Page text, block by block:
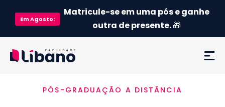
EmAgosto:
Matricule-se em uma pós e ganhe
outra de presente.🎁
EmentaPÓS-GRADUAÇÃO A DISTÂNCIA